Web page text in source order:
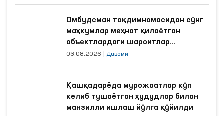
Омбудсман тақдимномасидан сўнг
маҳкумлар меҳнат қилаётган
объектлардаги шароитлар
яхшиланди
03.08.2026 Давоми
Қашқадарёда мурожаатлар кўп
келиб тушаётган ҳудудлар билан
манзилли ишлаш йўлга қўйилди